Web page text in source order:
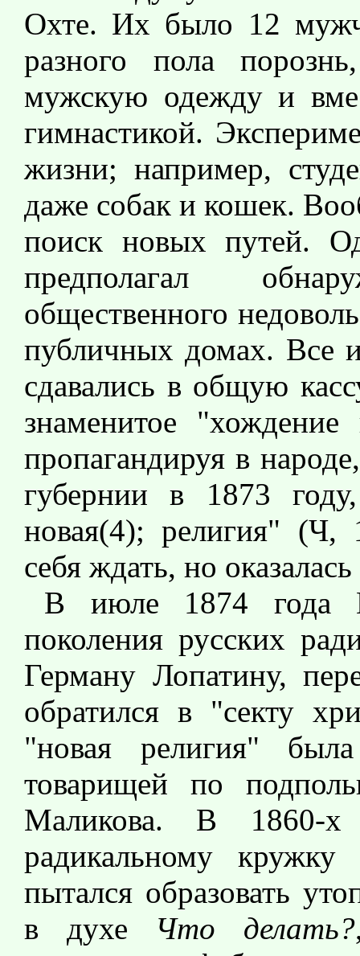
Охте. Их было 12
разного пола
мужскую одежду и
гимнастикой.
жизни; например,
даже собак и кошек.
поиск новых путей.
предполагал
общественного
публичных домах. Все
сдавались в общую
знаменитое
пропагандируя в
губернии в 1873
новая(4); религия" (Ч,
себя ждать, но
В июле 1874 года
поколения русских
Герману Лопатину,
обратился в "секту
"новая религия"
товарищей по
Маликова. В 1860-
радикальному
пытался образовать
в духе Что делать?